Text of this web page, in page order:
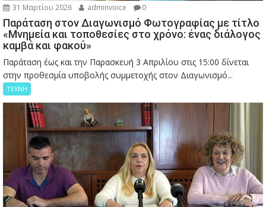
31 Μαρτίου 2026 adminvoice 0
Παράταση στον Διαγωνισμό Φωτογραφίας με τίτλο
«Μνημεία και τοποθεσίες στο χρόνο: ένας διάλογος
καμβά και φακού»
Παράταση έως και την Παρασκευή 3 Απριλίου στις 15:00 δίνεται
στην προθεσμία υποβολής συμμετοχής στον Διαγωνισμό...
ΤΕΧΝΗ